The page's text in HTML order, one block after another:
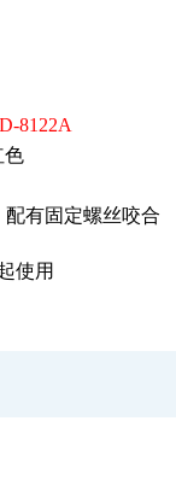
8122A
有固定螺丝咬合
使用